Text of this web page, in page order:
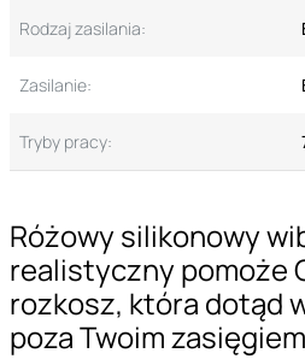
Różowy silikonowy
realistyczny pomoże
rozkosz, która dotąd
poza Twoim zasięgiem
Rodzaj zasilania:
Zasilanie:
Tryby pracy: